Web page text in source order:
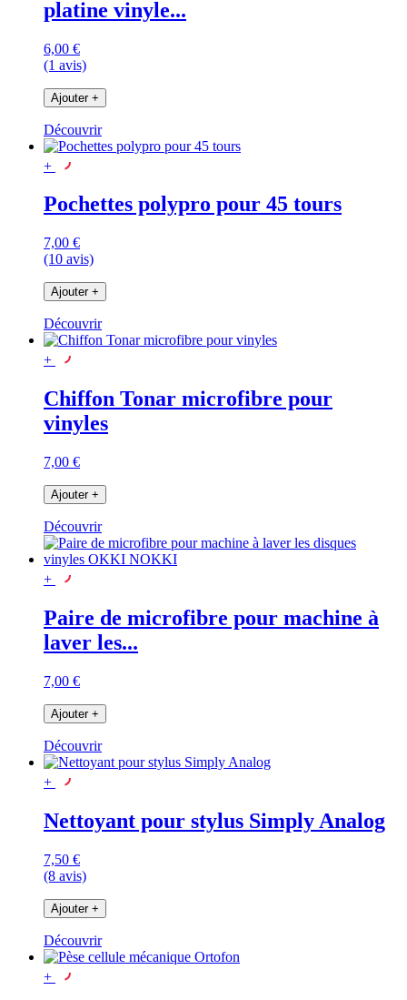
platine vinyle...
6,00 €
(1 avis)
Ajouter +
Découvrir
+
Pochettes polypro pour 45 tours
7,00 €
(10 avis)
Ajouter +
Découvrir
+
Chiffon Tonar microfibre pour
vinyles
7,00 €
Ajouter +
Découvrir
+
Paire de microfibre pour machine à
laver les...
7,00 €
Ajouter +
Découvrir
+
Nettoyant pour stylus Simply Analog
7,50 €
(8 avis)
Ajouter +
Découvrir
+